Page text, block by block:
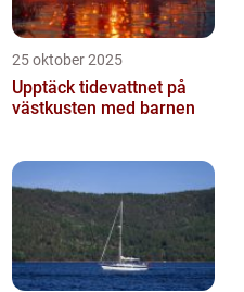
25 oktober 2025
Upptäck tidevattnet på
västkusten med barnen